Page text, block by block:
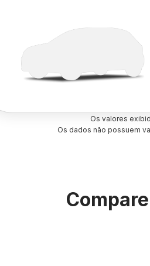
Os valores
Os dados não possuem